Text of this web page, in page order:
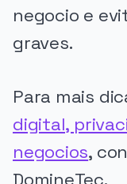
negocio e
graves.
Para mais
digital,
negocios,